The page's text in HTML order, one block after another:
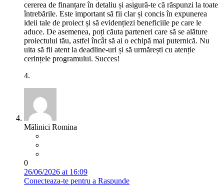
cererea de finanțare în detaliu și asigură-te că răspunzi la toate
întrebările. Este important să fii clar și concis în expunerea
ideii tale de proiect și să evidențiezi beneficiile pe care le
aduce. De asemenea, poți căuta parteneri care să se alăture
proiectului tău, astfel încât să ai o echipă mai puternică. Nu
uita să fii atent la deadline-uri și să urmărești cu atenție
cerințele programului. Succes!
4.
Mălinici Romina
0
26/06/2026 at 16:09
Conecteaza-te pentru a Raspunde